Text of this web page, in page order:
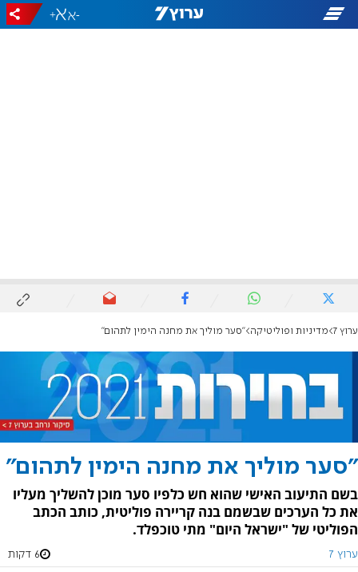
-
+
ערוץ 7 מדיניות ופוליטיקה "סער מוליך את מחנה הימין לתהום"
"סער מוליך את מחנה הימין לתהום"
בשם התיעוב האישי שהוא חש כלפיו סער מוכן להשליך מעליו
את כל הערכים שבשמם בנה קריירה פוליטית, כותב הכתב
הפוליטי של "ישראל היום" מתי טוכפלד.
ערוץ 7 6 דקות